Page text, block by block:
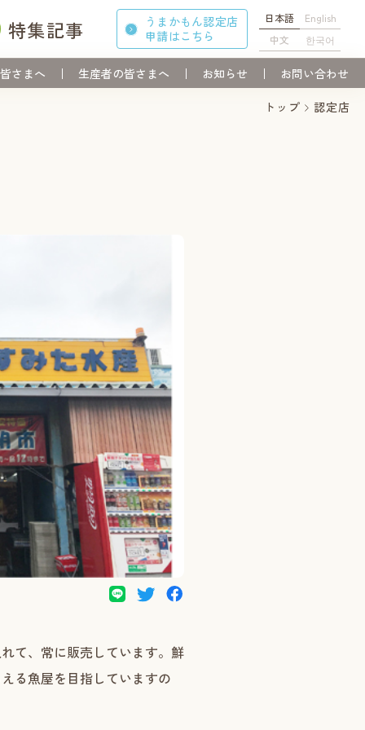
特集記事
うまかもん認定店
申請はこちら
日本語
English
中文
한국어
さまへ 生産者の皆さまへ お知らせ お問い合わせ
トップ 認定店
て、常に販売しています。鮮
る魚屋を目指していますの